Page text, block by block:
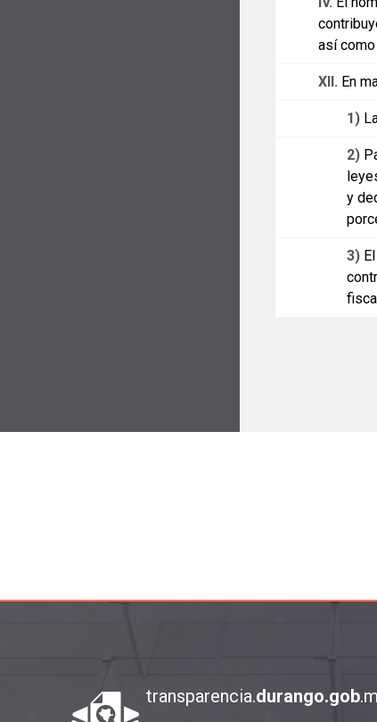
así
XII. En
1)
2)
y
3)
transparencia.durango.gob